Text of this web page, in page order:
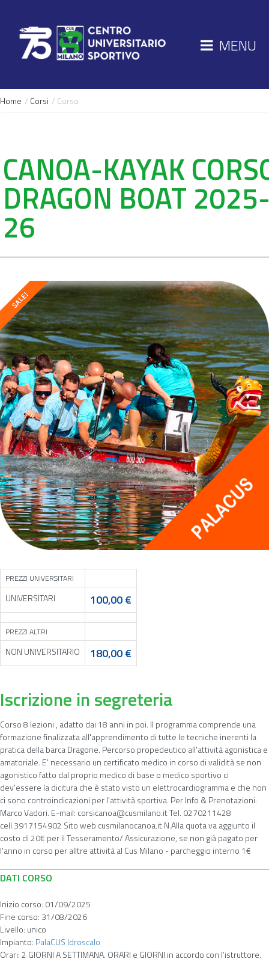
MENU
Home / Corsi / Corso
CANOA-KAYAK
DRAGON BOAT
26
PREZZI UNIVERSITARI
UNIVERSITARI 100,00 €
PREZZI ALTRI
NON UNIVERSITARIO 180,00 €
Iscrizione in segreteria
Corso 8 lezioni , adatto dai 18 anni in poi. Il programma comprende una
formazione finalizzata all'apprendimento di tutte le tecniche inerenti la
pratica della barca Dragone. Percorso propedeutico all'attività agonistica e
amatoriale. E' necessario un certificato medico in corso di validità se non
agonistico fatto dal proprio medico di base o medico sportivo ci
dev'essere la dicitura che è stato visto un elettrocardiogramma e che non
ci sono controindicazioni per l'attività sportiva. Per Info & Prenotazioni:
Marco Vadori. E-mail: corsicanoa@cusmilano.it Tel. 0270211428
cell.3917154902 Sito web cusmilanocanoa.it N.Alla quota va aggiunto il
costo di 20€ per il Tesseramento/ Assicurazione, se non già pagato per
l'anno in corso per alltre attività al Cus Milano - parcheggio interno 1€
DATI CORSO
Inizio corso: 01/09/2025
Fine corso: 31/08/2026
Livello: unico
Impianto: PalaCUS Idroscalo
Orari:2 GIORNI A SETTIMANA. ORARI e GIORNI in accordo con l’istruttore.